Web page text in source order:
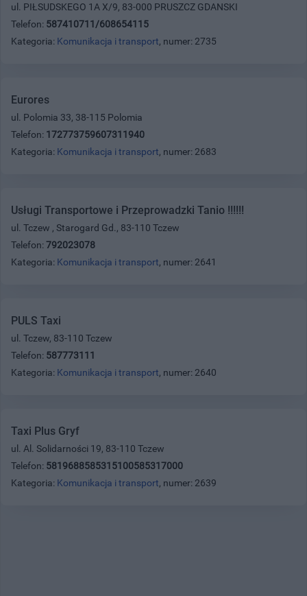
ul. PIŁSUDSKEGO 1A X/9, 83-000 PRUSZCZ GDANSKI
Telefon: 587410711/608654115
Kategoria: Komunikacja i transport, numer: 2735
Eurores
ul. Polomia 33, 38-115 Polomia
Telefon: 172773759607311940
Kategoria: Komunikacja i transport, numer: 2683
Usługi Transportowe i Przeprowadzki Tanio !!!!!!
ul. Tczew , Starogard Gd., 83-110 Tczew
Telefon: 792023078
Kategoria: Komunikacja i transport, numer: 2641
PULS Taxi
ul. Tczew, 83-110 Tczew
Telefon: 587773111
Kategoria: Komunikacja i transport, numer: 2640
Taxi Plus Gryf
ul. Al. Solidarności 19, 83-110 Tczew
Telefon: 5819688585315100585317000
Kategoria: Komunikacja i transport, numer: 2639